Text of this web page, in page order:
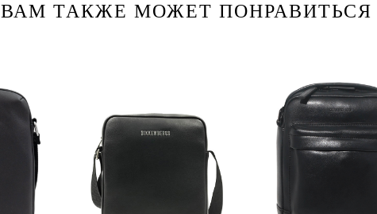
ВАМ ТАКЖЕ МОЖЕТ ПОНРАВИТЬСЯ